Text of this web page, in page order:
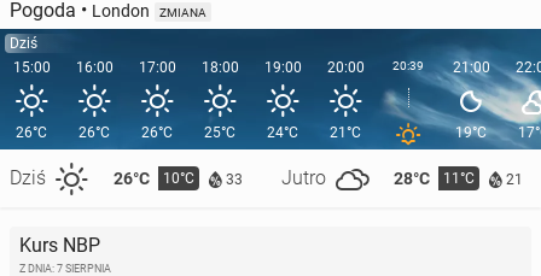
Pogoda • London ZMIANA
Dziś
15:00
26°C
Dziś 26°C 10°C 33 Jutro 28°C 11°C 21
16:00
26°C
17:00
26°C
18:00
25°C
19:00
24°C
20:00
21°C
20:39 21:00
19°C
Kurs NBP
Z DNIA: 7 SIERPNIA